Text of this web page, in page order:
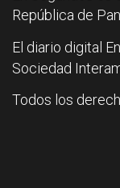
República de
El diario digital
Sociedad
Todos los